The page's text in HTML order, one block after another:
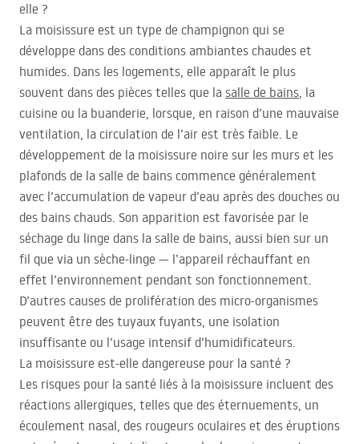
elle ?
La moisissure est un type de champignon qui se
développe dans des conditions ambiantes chaudes et
humides. Dans les logements, elle apparaît le plus
souvent dans des pièces telles que la salle de bains, la
cuisine ou la buanderie, lorsque, en raison d’une mauvaise
ventilation, la circulation de l’air est très faible. Le
développement de la moisissure noire sur les murs et les
plafonds de la salle de bains commence généralement
avec l’accumulation de vapeur d’eau après des douches ou
des bains chauds. Son apparition est favorisée par le
séchage du linge dans la salle de bains, aussi bien sur un
fil que via un sèche-linge — l’appareil réchauffant en
effet l’environnement pendant son fonctionnement.
D’autres causes de prolifération des micro-organismes
peuvent être des tuyaux fuyants, une isolation
insuffisante ou l’usage intensif d’humidificateurs.
La moisissure est-elle dangereuse pour la santé ?
Les risques pour la santé liés à la moisissure incluent des
réactions allergiques, telles que des éternuements, un
écoulement nasal, des rougeurs oculaires et des éruptions